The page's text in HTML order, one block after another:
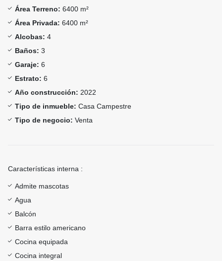
Área Terreno: 6400 m²
Área Privada: 6400 m²
Alcobas: 4
Baños: 3
Garaje: 6
Estrato: 6
Año construcción: 2022
Tipo de inmueble: Casa Campestre
Tipo de negocio: Venta
Características interna :
Admite mascotas
Agua
Balcón
Barra estilo americano
Cocina equipada
Cocina integral